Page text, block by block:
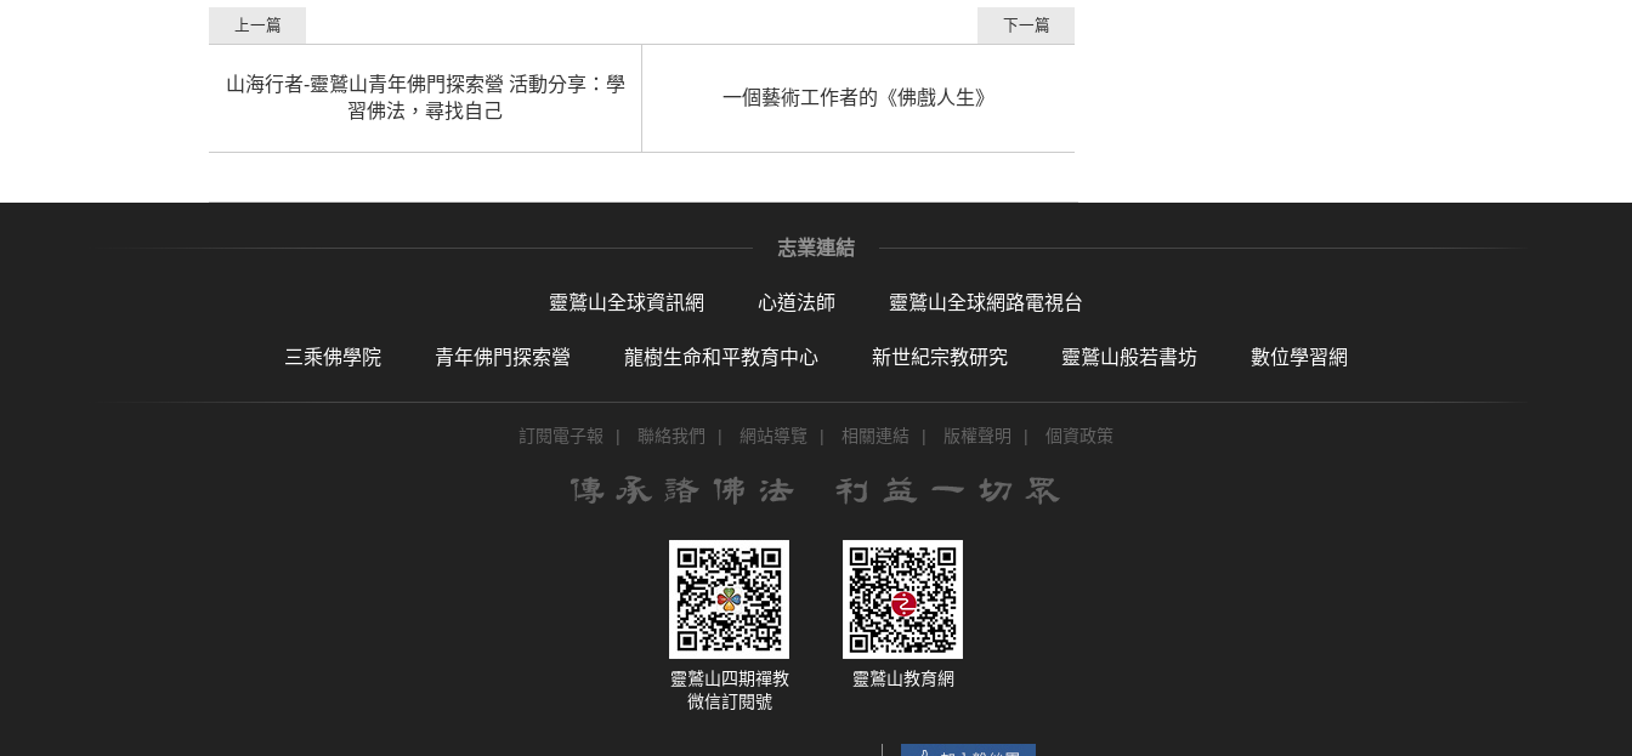
山海行者-靈鷲山青年佛門探索營 活動分享：學
習佛法，尋找自己
上一篇
一個藝術工作者的《佛戲人生》
下一篇
志業連結
靈鷲山全球資訊網 心道法師 靈鷲山全球網路電視台
三乘佛學院 青年佛門探索營 龍樹生命和平教育中心 新世紀宗教研究 靈鷲山般若書坊 數位學習網
訂閱電子報 | 聯絡我們 | 網站導覽 | 相關連結 | 版權聲明 | 個資政策
靈鷲山四期禪教
微信訂閱號
靈鷲山教育網